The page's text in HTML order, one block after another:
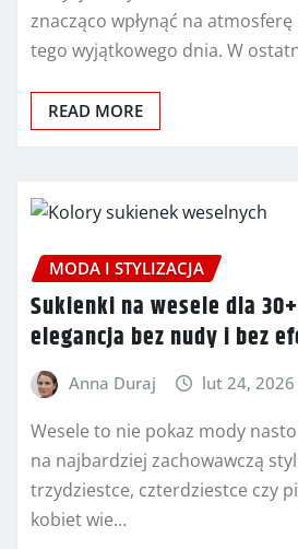
znacząco wpłynąć na
tego wyjątkowego dnia. W
READ MORE
MODA I STYLIZACJA
Sukienki na wesele dla
elegancja bez nudy i bez
Anna Duraj lut 24, 2026
Wesele to nie pokaz mody
na najbardziej zachowawczą
trzydziestce, czterdziestce czy
kobiet wie…